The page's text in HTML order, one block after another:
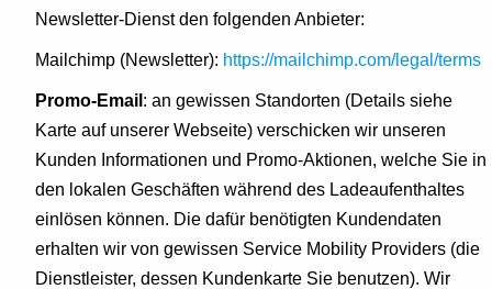
Newsletter-Dienst den folgenden Anbieter:
Mailchimp (Newsletter): https://mailchimp.com/legal/terms
Promo-Email : an gewissen Standorten (Details siehe
Karte auf unserer Webseite) verschicken wir unseren
Kunden Informationen und Promo-Aktionen, welche Sie in
den lokalen Geschäften während des Ladeaufenthaltes
einlösen können. Die dafür benötigten Kundendaten
erhalten wir von gewissen Service Mobility Providers (die
Dienstleister, dessen Kundenkarte Sie benutzen). Wir